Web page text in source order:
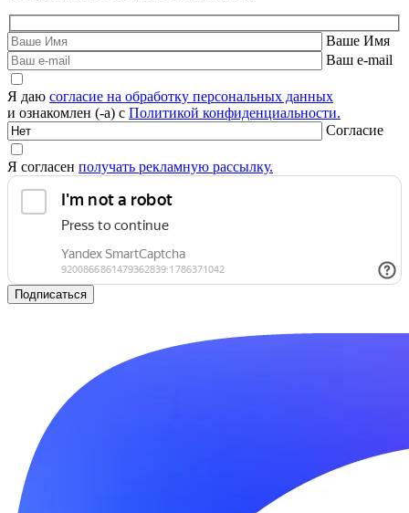
Ваше Имя
Ваш e-mail
Я даю согласие на обработку персональных данных
и ознакомлен (-а) с Политикой конфиденциальности.
Согласие
Я согласен получать рекламную рассылку.